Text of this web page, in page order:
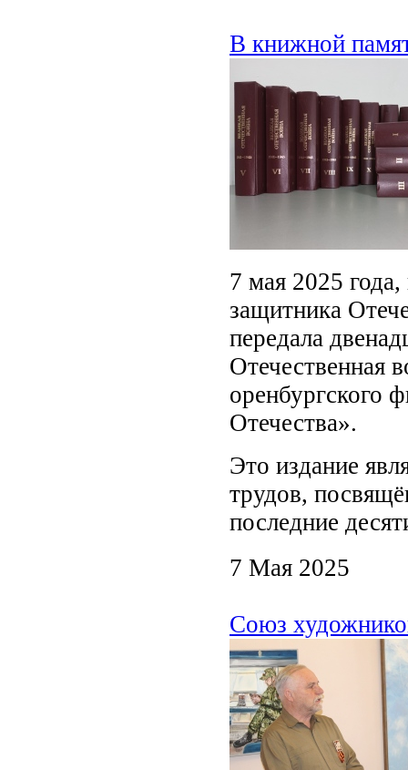
В книжной
7 мая 2025
защитника
передала
Отечественная
оренбургского
Отечества».
Это издание
трудов,
последние
7 Мая 2025
Союз